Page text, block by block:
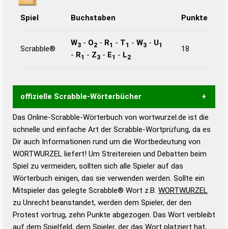
Spiel Buchstaben Punkte
Scrabble®
W3 - O2 - R1 - T1 - W3 - U1
- R1 - Z3 - E1 - L2
18
offizielle Scrabble-Wörterbücher
Wortwurzel liefert mit Hilfe eines semantischen
Wortanalyse-Algorithmus gute Anhaltspunkte zu
Wortbedeutung, Worttrennung und Wortform, um die
Gültigkeit eines Wortes für das Scrabble-Spiel zu
bestimmen! zugelassene Turnier Scrabble-
Wörterbücher sind:
Duden – Standardwerk in 12 Bänden
Duden – Richtiges und gutes
Das Online-Scrabble-Wörterbuch von wortwurzel.de ist die
schnelle und einfache Art der Scrabble-Wortprüfung, da es
Dir auch Informationen rund um die Wortbedeutung von
WORTWURZEL liefert! Um Streitereien und Debatten beim
Spiel zu vermeiden, sollten sich alle Spieler auf das
Wörterbuch einigen, das sie verwenden werden. Sollte ein
Mitspieler das gelegte Scrabble® Wort z.B. WORTWURZEL
zu Unrecht beanstandet, werden dem Spieler, der den
Protest vortrug, zehn Punkte abgezogen. Das Wort verbleibt
auf dem Spielfeld, dem Spieler, der das Wort platziert hat,